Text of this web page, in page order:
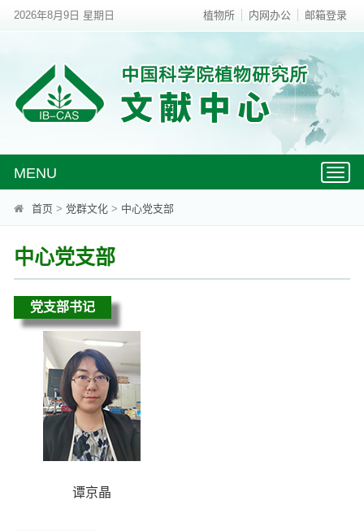
2026年8月9日 星期日 植物所 内网办公 邮箱登录
MENU
首页 > 党群文化 > 中心党支部
中心党支部
党支部书记
谭京晶